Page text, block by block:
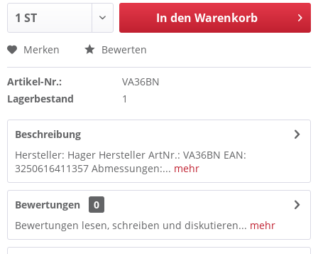
In den Warenkorb
Merken Bewerten
Artikel-Nr.:
VA36BN
Lagerbestand
1
Beschreibung
Hersteller: Hager Hersteller ArtNr.: VA36BN EAN:
3250616411357 Abmessungen:... mehr
Bewertungen
0
Bewertungen lesen, schreiben und diskutieren... mehr